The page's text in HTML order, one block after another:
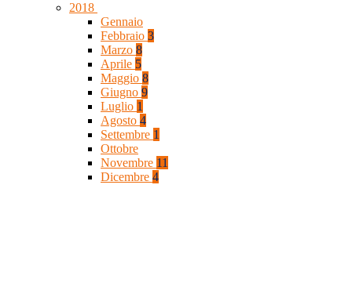
2018
Gennaio
Febbraio 3
Marzo 8
Aprile 5
Maggio 8
Giugno 9
Luglio 1
Agosto 4
Settembre 1
Ottobre
Novembre 11
Dicembre 4